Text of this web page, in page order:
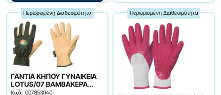
Περιορισμένη Διαθεσιμότητα
ΓΑΝΤΙΑ ΚΗΠΟΥ ΓΥΝΑΙΚΕΙΑ
LOTUS/07 ΒΑΜΒΑΚΕΡΑ
ΔΕΡΜΑΤΙΝ
Κωδ.: 007853040
Περιορισμένη Διαθεσιμότητα